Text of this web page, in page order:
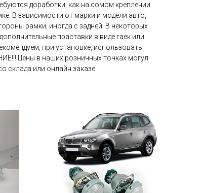
доработки, как на сомом креплении
В зависимости от марки и модели авто,
рамки, иногда с задней. В некоторых
праставки в виде гаек или
при установке, использовать
Цены в наших розничных точках могул
склада или онлайн заказе.